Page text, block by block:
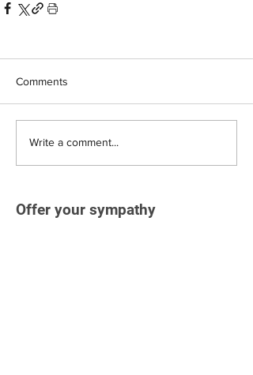
Comments
Write a comment...
Offer your sympathy